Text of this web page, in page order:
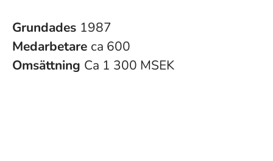
Grundades 1987
Medarbetare ca 600
Omsättning Ca 1 300 MSEK